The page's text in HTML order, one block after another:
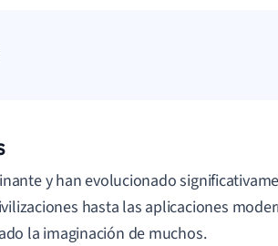
y han evolucionado
hasta las aplicaciones
la imaginación de muchos.